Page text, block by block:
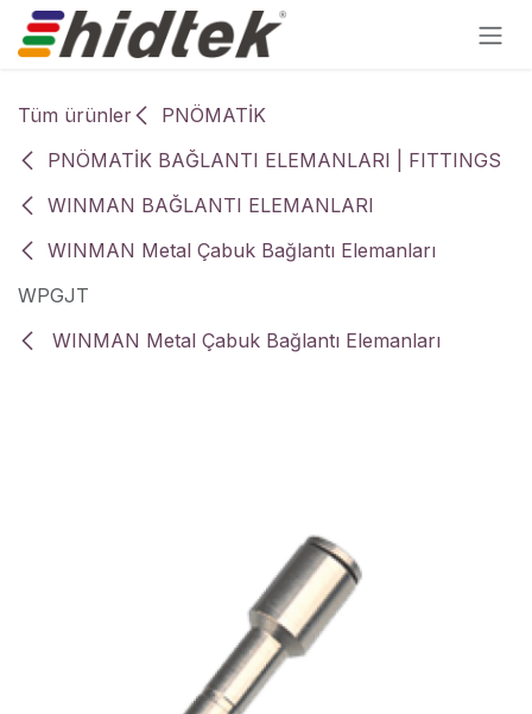
İçereği Atla
Tüm ürünler
PNÖMATİK
PNÖMATİK BAĞLANTI ELEMANLARI | FITTINGS
WINMAN BAĞLANTI ELEMANLARI
WINMAN Metal Çabuk Bağlantı Elemanları
WPGJT
WINMAN Metal Çabuk Bağlantı Elemanları